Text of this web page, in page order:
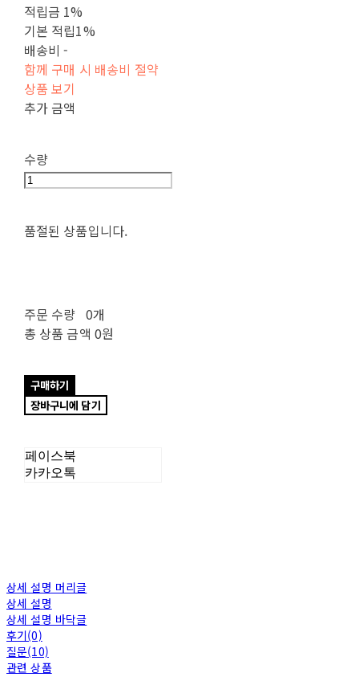
적립금 1%
기본 적립1%
배송비-
함께 구매 시 배송비 절약
상품 보기
추가 금액
수량
품절된 상품입니다.
주문 수량 0개
총 상품 금액 0원
구매하기
장바구니에 담기
페이스북
카카오톡
상세 설명 머리글
상세 설명
상세 설명 바닥글
후기(0)
질문(10)
관련 상품